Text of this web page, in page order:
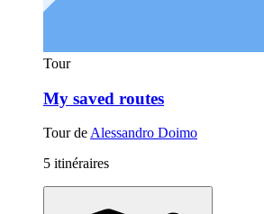
Tour
My saved routes
Tour de Alessandro Doimo
5 itinéraires